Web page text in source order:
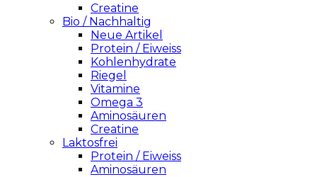
Creatine
Bio / Nachhaltig
Neue Artikel
Protein / Eiweiss
Kohlenhydrate
Riegel
Vitamine
Omega 3
Aminosäuren
Creatine
Laktosfrei
Protein / Eiweiss
Aminosäuren